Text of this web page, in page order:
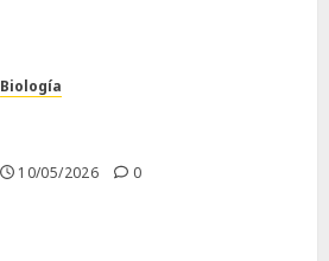
Biología
10/05/2026 0